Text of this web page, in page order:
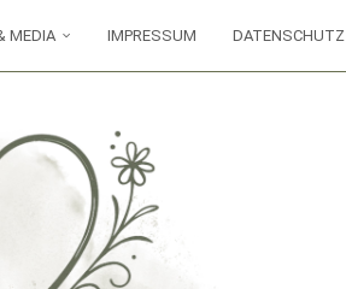
MEDIA IMPRESSUM DATENSCHUTZ